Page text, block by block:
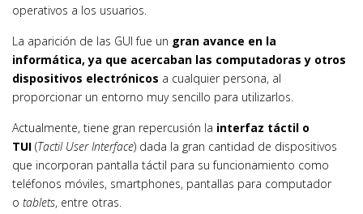
operativos a los usuarios.
La aparición de las GUI fue un gran avance en la
informática, ya que acercaban las computadoras y otros
dispositivos electrónicos a cualquier persona, al
proporcionar un entorno muy sencillo para utilizarlos.
Actualmente, tiene gran repercusión la interfaz táctil o
TUI (Tactil User Interface) dada la gran cantidad de dispositivos
que incorporan pantalla táctil para su funcionamiento como
teléfonos móviles, smartphones, pantallas para computador
o tablets, entre otras.